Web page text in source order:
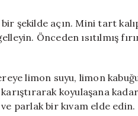
şekilde açın. Mini tart
Önceden ısıtılmış
limon suyu, limon
koyulaşana
parlak bir kıvam elde edin.